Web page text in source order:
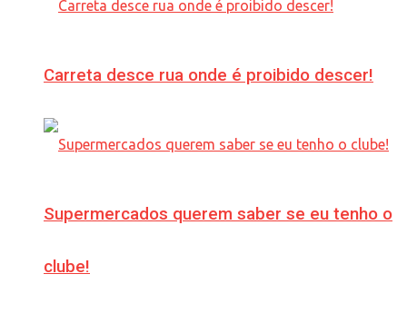
Carreta desce rua onde é proibido descer!
Supermercados querem saber se eu tenho o
clube!